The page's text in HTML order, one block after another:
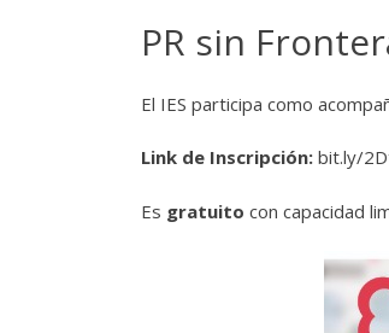
PR sin
El IES participa como
Link de Inscripción: bit.ly/
Es gratuito con capacidad